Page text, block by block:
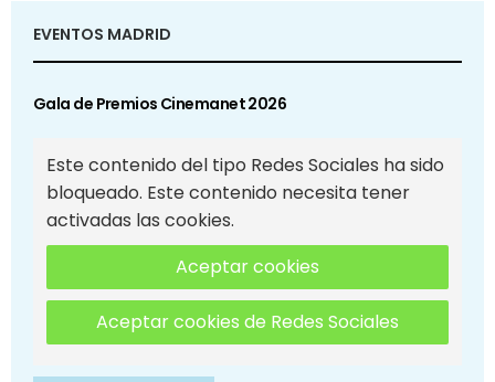
EVENTOS MADRID
Gala de Premios Cinemanet 2026
Este contenido del tipo Redes Sociales ha sido
bloqueado. Este contenido necesita tener
activadas las cookies.
Aceptar cookies
Aceptar cookies de Redes Sociales